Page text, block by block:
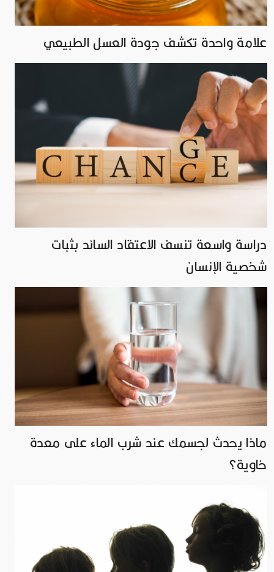
علامة واحدة تكشف جودة العسل الطبيعي
دراسة واسعة تنسف الاعتقاد السائد بثبات
شخصية الإنسان
ماذا يحدث لجسمك عند شرب الماء على معدة
خاوية؟